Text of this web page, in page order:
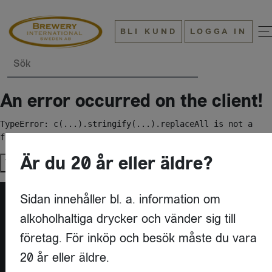
BLI KUND LOGGA IN
Sök
An error occurred on the client!
TypeError: c(...).stringify(...).replaceAll is not a
function
Try again
KONTAKT
Är du 20 år eller äldre?
Sidan innehåller bl. a. information om
alkoholhaltiga drycker och vänder sig till
företag. För inköp och besök måste du vara
20 år eller äldre.